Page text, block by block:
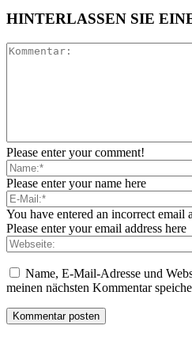
HINTERLASSEN SIE
Please enter your comment!
Please enter your name here
You have entered an incorrect email
Please enter your email address here
Name, E-Mail-Adresse und
meinen nächsten Kommentar